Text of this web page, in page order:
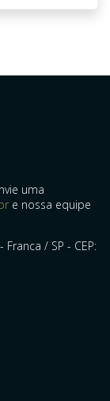
uma
e nossa equipe
/ SP - CEP: